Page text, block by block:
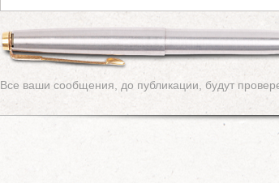
Все ваши сообщения, до публикации, будут